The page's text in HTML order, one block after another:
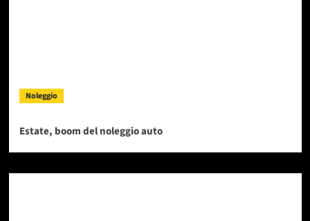
Noleggio
Estate, boom del noleggio auto